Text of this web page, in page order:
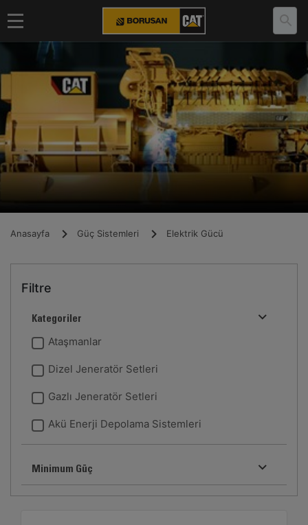
Anasayfa Güç Sistemleri Elektrik Gücü
Filtre
Kategoriler
Ataşmanlar
Dizel Jeneratör Setleri
Gazlı Jeneratör Setleri
Akü Enerji Depolama Sistemleri
Minimum Güç